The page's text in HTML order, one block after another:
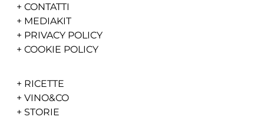
+ CONTATTI
+ MEDIAKIT
+ PRIVACY POLICY
+ COOKIE POLICY
+ RICETTE
+ VINO&CO
+ STORIE